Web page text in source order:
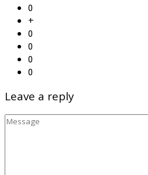
0
+
0
0
0
0
Leave a reply